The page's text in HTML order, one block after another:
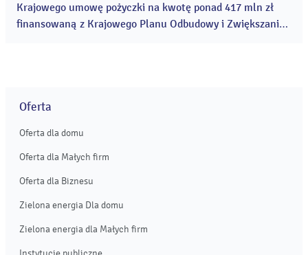
Krajowego umowę pożyczki na kwotę ponad 417 mln zł
finansowaną z Krajowego Planu Odbudowy i Zwiększania
Oferta
Oferta dla domu
Oferta dla Małych firm
Oferta dla Biznesu
Zielona energia Dla domu
Zielona energia dla Małych firm